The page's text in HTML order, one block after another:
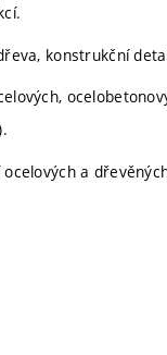
konstrukční
a